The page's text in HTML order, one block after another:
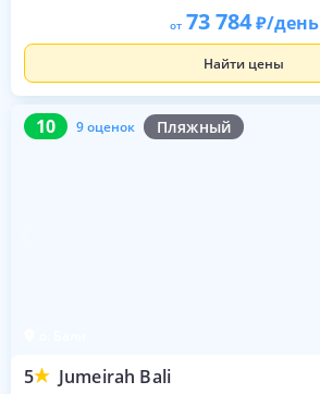
от 73 784 /день
Найти цены
10 9 оценок Пляжный
5 Jumeirah Bali
10 9 оценок